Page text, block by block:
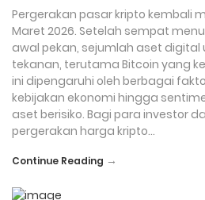
Pergerakan pasar kripto kembali
Maret 2026. Setelah sempat
awal pekan, sejumlah aset
tekanan, terutama Bitcoin yang
ini dipengaruhi oleh berbagai
kebijakan ekonomi hingga
aset berisiko. Bagi para investor
pergerakan harga kripto…
Continue Reading →